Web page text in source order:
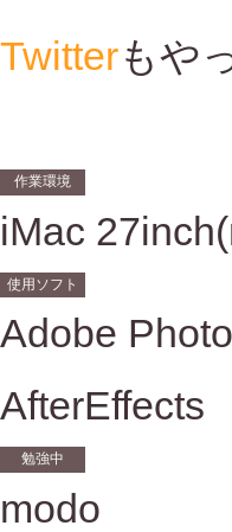
Twitterもや
作業環境
iMac
使用ソフト
Adobe
AfterEffects
勉強中
modo